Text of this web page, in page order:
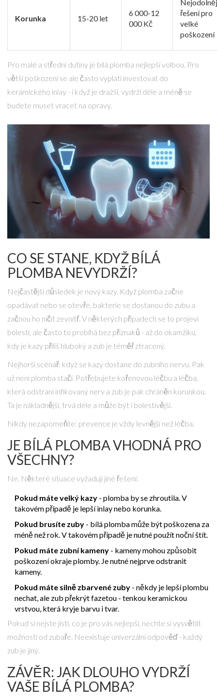
Korunka 15-20 let
6 000-12
000 Kč
řešení pro
velké
poškození
Pro malé a střední dutiny je bílá plomba nejlepší volbou. Pro
větší poškození se ale často vyplatí investovat do
keramického inlay - i když je dražší, vydrží déle a méně se
budete muset vracet na opravy.
CO SE STANE, KDYŽ BÍLÁ
PLOMBA NEVYDRŽÍ?
Nejčastější důsledek je nový kazy. Když plomba začne
opadávat nebo se otevře, bakterie se dostanou do zubu a
začnou ho ničit zevnitř. V některých případech se to projeví
bolestí, ale často to probíhá bez příznaků - až do okamžiku,
kdy je kazy příliš hluboký a zub je téměř ztracený.
Nejhorší scénář: když se kazy dostane do zubního nervu. Pak
už není plomba stačí. Potřebujete kořenovou léčbu a léčba,
která odstraní infikovaný nerv a zub je pak chráněn korunkou.
Ta je nákladnější, trvá déle a může být i bolestivější.
Nikdy nezapomeňte: prevence je vždy levnější než léčba.
JE BÍLÁ PLOMBA VHODNÁ PRO
VŠECHNY?
Ne. Některé situace vyžadují jiné řešení:
Pokud máte velký kazy - plomba by se zhroutila. V
takovém případě je lepší inlay nebo korunka.
Pokud brusíte zuby - bílá plomba může být poškozena za
méně než rok. V takovém případě je nutné použít noční štít.
Pokud máte zubní kameny - kameny mohou způsobit
poškození okraje plomby. Je nutné nejprve odstranit
kameny.
Pokud máte silně zbarvené zuby - někdy je lepší plombu
nechat, ale zub překrýtfazetou - tenkou keramickou
vrstvou, která kryje barvu i tvar.
Pokud si nejste jistí, co je pro vás nejlepší, nechte si vysvětlit
možnosti od zubaře. Neexistuje univerzální odpověď - každý
zub je jiný.
ZÁVĚR: JAK DLOUHO VYDRŽÍ
VAŠE BÍLÁ PLOMBA?